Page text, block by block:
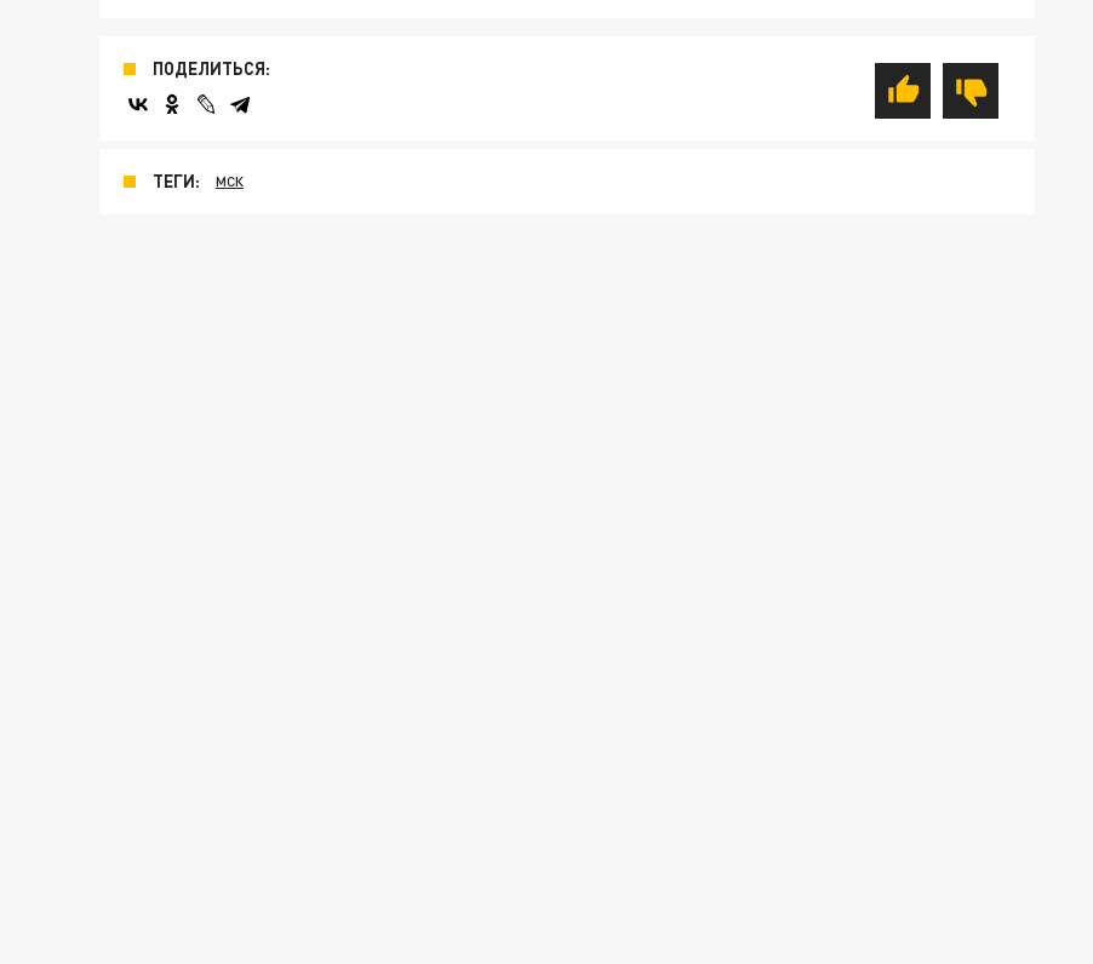
ПОДЕЛИТЬСЯ:
ТЕГИ: МСК